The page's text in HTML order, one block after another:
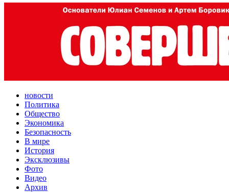
новости
Политика
Общество
Экономика
Безопасность
В мире
История
Эксклюзивы
Фото
Видео
Архив